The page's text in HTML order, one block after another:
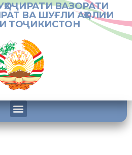
ВАЗОРАТИ
ВА ШУҒЛИ АҲОЛИИ
ТОҶИКИСТОН